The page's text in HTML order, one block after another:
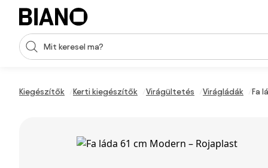
Navigáció kihagyása, ugrás a tartalomra
Keresési bevitel
Kiegészítők Kerti kiegészítők Virágültetés Virágládák Fa